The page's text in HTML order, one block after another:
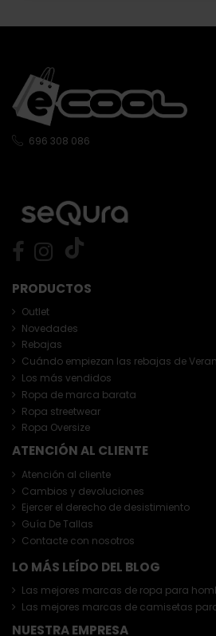
PRODUCTOS
Outlet
Novedades
Rebajas
Cuándo empiezan las rebajas de
Los más vendidos
Ropa de marca barata
Ropa streetwear
Ropa Oversize
ATENCIÓN AL CLIENTE
Atención al cliente
Cambios y devoluciones
Ejercer el derecho de desistimiento
Guía De Tallas
Contacte con nosotros
LO MÁS LEÍDO DEL BLOG
Las mejores marcas de ropa para
Las mejores marcas de camisetas
NUESTRA EMPRESA
696 308 086